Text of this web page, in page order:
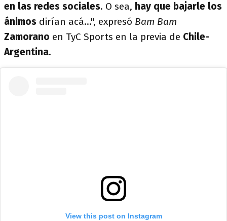
en las redes sociales. O sea, hay que bajarle los
ánimos dirían acá...", expresó Bam Bam
Zamorano en TyC Sports en la previa de Chile-
Argentina.
View this post on Instagram